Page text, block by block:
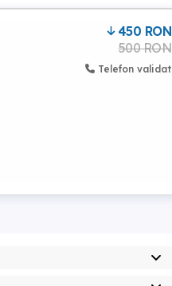
450 RON
500 RON
Telefon validat